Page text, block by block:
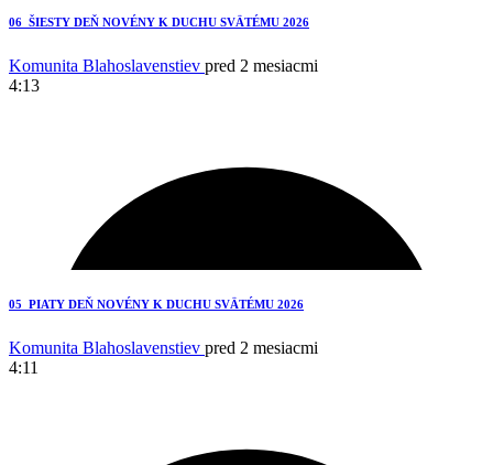
5
3
06_ŠIESTY DEŇ NOVÉNY K DUCHU SVÄTÉMU 2026
Komunita Blahoslavenstiev pred 2 mesiacmi
4:13
05_PIATY DEŇ NOVÉNY K DUCHU SVÄTÉMU 2026
Komunita Blahoslavenstiev pred 2 mesiacmi
4:11